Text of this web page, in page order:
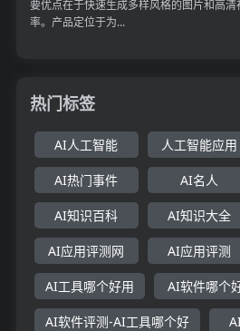
要优点在于快速生成多样风格的图片和高
率。产品定位于为...
热门标签
AI人工智能 人工智能应用
AI热门事件 AI名人
AI知识百科 AI知识大全
AI应用评测网 AI应用评测
AI工具哪个好用 AI软件哪个
AI软件评测-AI工具哪个好